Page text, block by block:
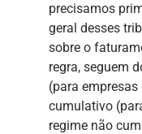
precisamos
geral desses
sobre o
regra, seguem
(para
cumulativo
regime não